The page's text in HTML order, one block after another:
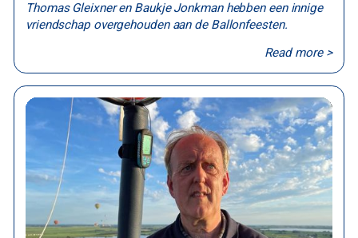
Thomas Gleixner en Baukje Jonkman hebben een innige
vriendschap overgehouden aan de Ballonfeesten.
Read more >